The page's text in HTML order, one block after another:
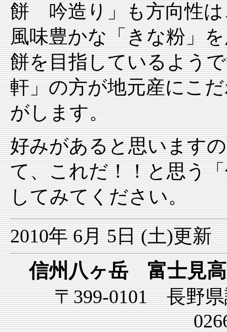
餅 吟造り」も方向性は
風味豊かな「きな粉」
餅を目指しているよう
軒」の方が地元産にこ
がします。
好みがあると思います
て、これだ！！と思う
してみてください。
2010年 6月 5日 (土)更新
信州八ヶ岳 富士見
〒399-0101 長野県